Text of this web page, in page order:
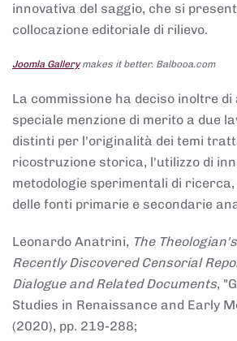
innovativa del saggio, che si
collocazione editoriale di rilievo.
Joomla Gallerymakes it better. Balbooa.com
La commissione ha deciso inoltre
speciale menzione di merito a due
distinti per l'originalità dei temi
ricostruzione storica, l'utilizzo di
metodologie sperimentali di
delle fonti primarie e secondarie
Leonardo Anatrini, The
Recently Discovered Censorial
Dialogue and Related Documents,
Studies in Renaissance and Early
(2020), pp. 219-288;